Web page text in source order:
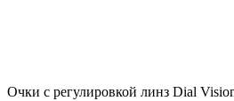
Очки с регулировкой линз Dial